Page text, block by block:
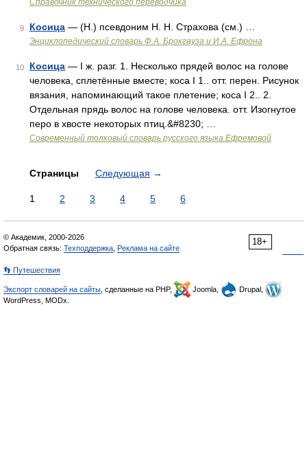
Справочник технического переводчика
9 Косица — (Н.) псевдоним Н. Н. Страхова (см.) …
Энциклопедический словарь Ф.А. Брокгауза и И.А. Ефрона
10 Косица — I ж. разг. 1. Несколько прядей волос на голове
человека, сплетённые вместе; коса I 1.. отт. перен. Рисунок
вязания, напоминающий такое плетение; коса I 2.. 2.
Отдельная прядь волос на голове человека. отт. Изогнутое
перо в хвосте некоторых птиц.&#8230; …
Современный толковый словарь русского языка Ефремовой
Страницы Следующая →
1 2 3 4 5 6
18+
© Академик, 2000-2026
Обратная связь: Техподдержка Реклама на сайте
👣 Путешествия
Экспорт словарей на сайты , сделанные на PHP, Joomla,
Drupal,
WordPress, MODx.